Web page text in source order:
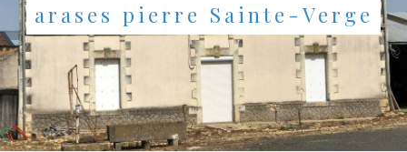
arases pierre Sainte-Verge